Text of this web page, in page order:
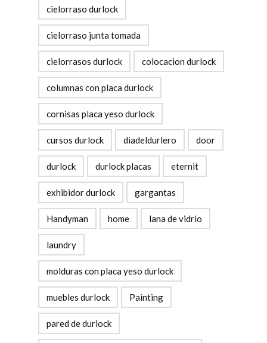
cielorraso durlock
cielorraso junta tomada
cielorrasos durlock colocacion durlock
columnas con placa durlock
cornisas placa yeso durlock
cursos durlock diadeldurlero door
durlock durlock placas eternit
exhibidor durlock gargantas
Handyman home lana de vidrio
laundry
molduras con placa yeso durlock
muebles durlock Painting
pared de durlock